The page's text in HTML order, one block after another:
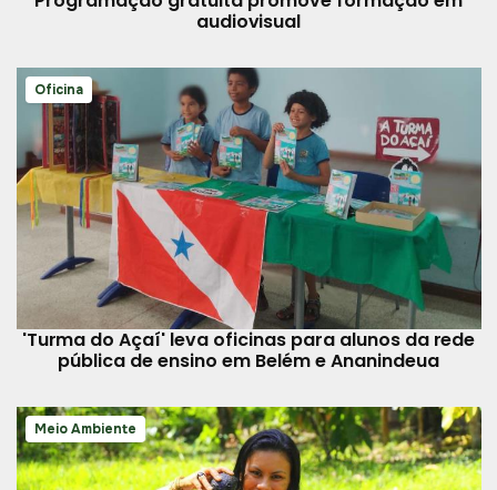
audiovisual
Oficina
'Turma do Açaí' leva oficinas para alunos da rede
pública de ensino em Belém e Ananindeua
Meio Ambiente